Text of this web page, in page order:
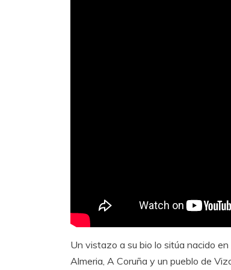
Un vistazo a su bio lo sitúa nacido
Almeria, A Coruña y un pueblo de